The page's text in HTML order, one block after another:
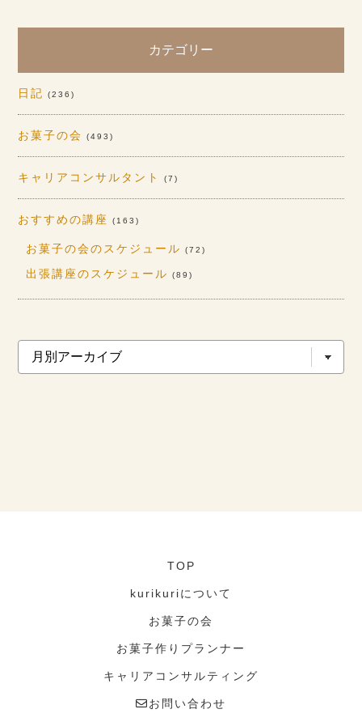
カテゴリー
日記 (236)
お菓子の会 (493)
キャリアコンサルタント (7)
おすすめの講座 (163)
お菓子の会のスケジュール (72)
出張講座のスケジュール (89)
TOP
kurikuriについて
お菓子の会
お菓子作りプランナー
キャリアコンサルティング
お問い合わせ